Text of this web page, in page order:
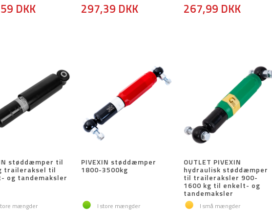
DKK 297,39 DKK 267,99 DKK
støddæmper til
traileraksel til
og tandemaksler
mængder
PIVEXIN støddæmper
1800-3500kg
I store mængder
OUTLET PIVEXIN
hydraulisk støddæmper
til traileraksler 900-
1600 kg til enkelt- og
tandemaksler
I små mængder